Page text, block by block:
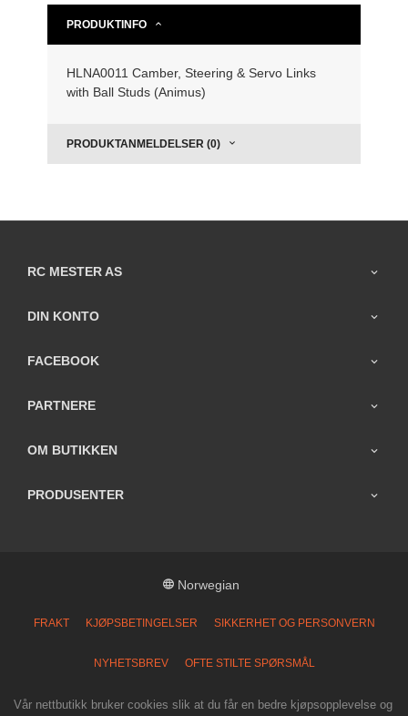
PRODUKTINFO
HLNA0011 Camber, Steering & Servo Links
with Ball Studs (Animus)
PRODUKTANMELDELSER (0)
RC MESTER AS
DIN KONTO
FACEBOOK
PARTNERE
OM BUTIKKEN
PRODUSENTER
Norwegian
FRAKT KJØPSBETINGELSER SIKKERHET OG PERSONVERN
NYHETSBREV OFTE STILTE SPØRSMÅL
Vår nettbutikk bruker cookies slik at du får en bedre kjøpsopplevelse og